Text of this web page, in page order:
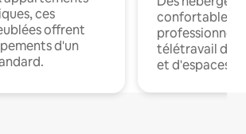
ces
offrent
d'un
confortables
professionnels
télétravail
et d'espaces